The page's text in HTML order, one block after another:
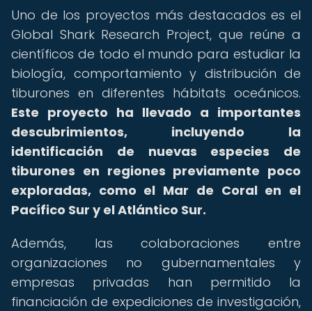
Uno de los proyectos más destacados es el
Global Shark Research Project, que reúne a
científicos de todo el mundo para estudiar la
biología, comportamiento y distribución de
tiburones en diferentes hábitats oceánicos.
Este proyecto ha llevado a importantes
descubrimientos, incluyendo la
identificación de nuevas especies de
tiburones en regiones previamente poco
exploradas, como el Mar de Coral en el
Pacífico Sur y el Atlántico Sur.
Además, las colaboraciones entre
organizaciones no gubernamentales y
empresas privadas han permitido la
financiación de expediciones de investigación,